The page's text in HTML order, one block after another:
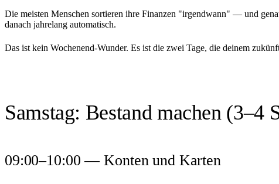
Die meisten Menschen sortieren ihre Finanzen "irgendwann" — und
danach jahrelang automatisch.
Das ist kein Wochenend-Wunder. Es ist die zwei Tage, die deinem
Samstag: Bestand machen (3–4
09:00–10:00 — Konten und Karten